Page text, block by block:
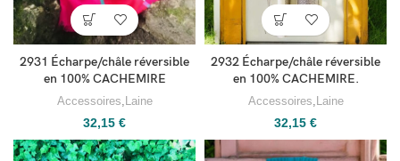
2931 Écharpe/châle réversible
en 100% CACHEMIRE
Accessoires Laine
32,15 €
2932 Écharpe/châle réversible
en 100% CACHEMIRE.
Accessoires Laine
32,15 €